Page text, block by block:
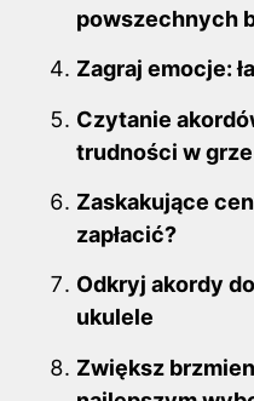
powszechnych
Zagraj emocje:
Czytanie
trudności w grze
Zaskakujące
zapłacić?
Odkryj akordy
ukulele
Zwiększ